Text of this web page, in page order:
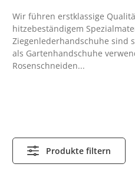
Wir führen erstklassige
hitzebeständigem
Ziegenlederhandschuhe sind
als Gartenhandschuhe
Rosenschneiden...
Produkte filtern